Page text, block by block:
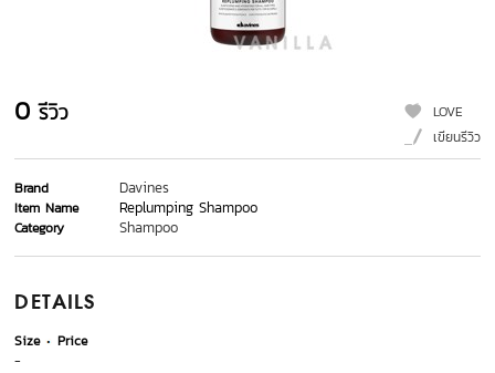
0 รีวิว
LOVE
เขียนรีวิว
Brand Davines
Item Name Replumping Shampoo
Category Shampoo
DETAILS
Size
Price
-